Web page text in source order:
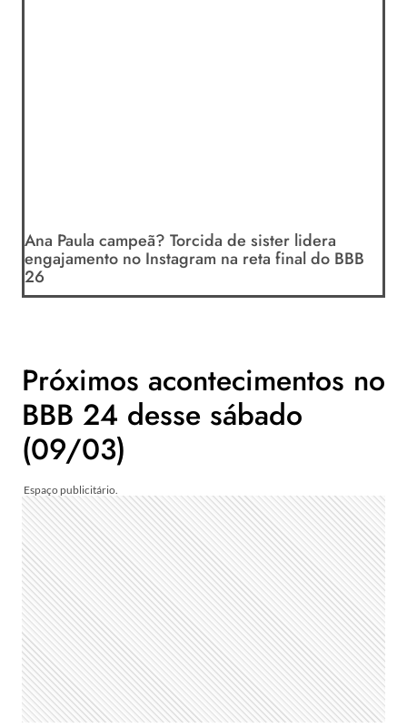
Ana Paula campeã? Torcida de sister lidera
engajamento no Instagram na reta final do BBB
26
Próximos acontecimentos no
BBB 24 desse sábado
(09/03)